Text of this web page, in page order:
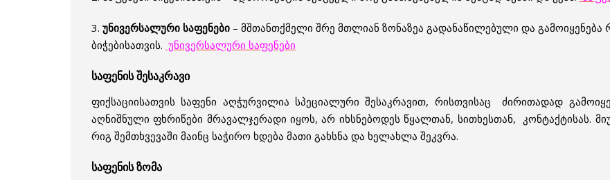
3. უნივერსალური საფენები – მშთანთქმელი შრე მთლიან ზონაზეა გადანაწილებული და გამოიყენება
ბიჭებისათვის. უნივერსალური საფენები
საფენის შესაკრავი
ფიქსაციისათვის საფენი აღჭურვილია სპეციალური შესაკრავით, რისთვისაც ძირითადად
აღნიშნული ფხრიწები მრავალჯერადი იყოს, არ იხსნებოდეს წყალთან, სითხესთან, კონტაქტისას.
რიგ შემთხვევაში მაინც საჭირო ხდება მათი გახსნა და ხელახლა შეკვრა.
საფენის ზომა